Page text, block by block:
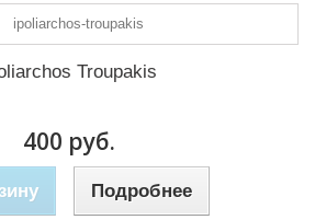
Troupakis
400 руб.
Подробнее